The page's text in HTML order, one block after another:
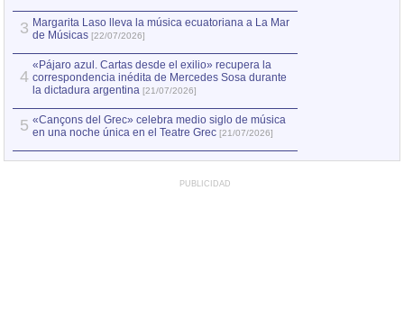
3 Margarita Laso lleva la música ecuatoriana a La Mar
de Músicas [22/07/2026]
4
«Pájaro azul. Cartas desde el exilio» recupera la
correspondencia inédita de Mercedes Sosa durante
la dictadura argentina [21/07/2026]
5 «Cançons del Grec» celebra medio siglo de música
en una noche única en el Teatre Grec [21/07/2026]
PUBLICIDAD